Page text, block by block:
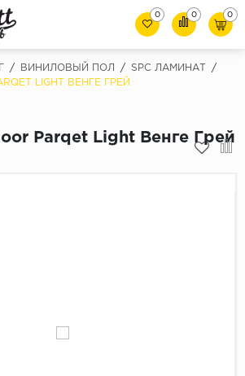
Назад
0 0 0
/ ВИНИЛОВЫЙ ПОЛ / SPC ЛАМИНАТ
/
LIGHT ВЕНГЕ ГРЕЙ
Parqet Light Венге Грей